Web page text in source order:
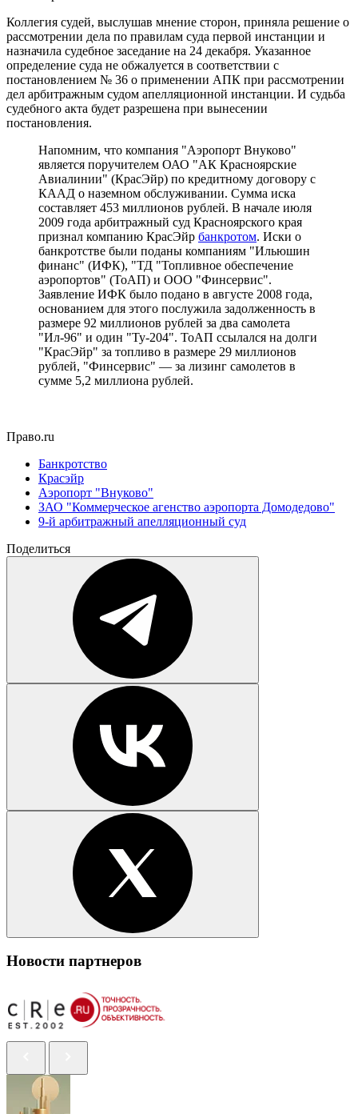
Коллегия судей, выслушав мнение сторон, приняла решение о
рассмотрении дела по правилам суда первой инстанции и
назначила судебное заседание на 24 декабря. Указанное
определение суда не обжалуется в соответствии с
постановлением № 36 о применении АПК при рассмотрении
дел арбитражным судом апелляционной инстанции. И судьба
судебного акта будет разрешена при вынесении
постановления.
Напомним, что компания "Аэропорт Внуково"
является поручителем ОАО "АК Красноярские
Авиалинии" (КрасЭйр) по кредитному договору с
КААД о наземном обслуживании. Сумма иска
составляет 453 миллионов рублей. В начале июля
2009 года арбитражный суд Красноярского края
признал компанию КрасЭйр банкротом. Иски о
банкротстве были поданы компаниям "Ильюшин
финанс" (ИФК), "ТД "Топливное обеспечение
аэропортов" (ТоАП) и ООО "Финсервис".
Заявление ИФК было подано в августе 2008 года,
основанием для этого послужила задолженность в
размере 92 миллионов рублей за два самолета
"Ил-96" и один "Ту-204". ТоАП ссылался на долги
"КрасЭйр" за топливо в размере 29 миллионов
рублей, "Финсервис" — за лизинг самолетов в
сумме 5,2 миллиона рублей.
Право.ru
Банкротство
Красэйр
Аэропорт "Внуково"
ЗАО "Коммерческое агенство аэропорта Домодедово"
9-й арбитражный апелляционный суд
Поделиться
Новости партнеров